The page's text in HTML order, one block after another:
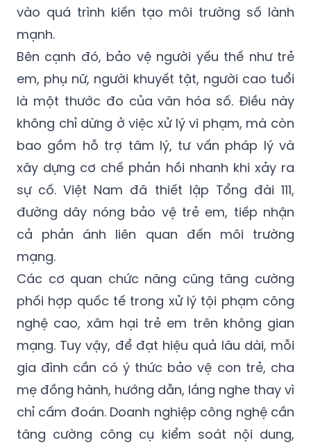
vào quá trình kiến tạo môi trường số lành
mạnh.
Bên cạnh đó, bảo vệ người yếu thế như trẻ
em, phụ nữ, người khuyết tật, người cao tuổi
là một thước đo của văn hóa số. Điều này
không chỉ dừng ở việc xử lý vi phạm, mà còn
bao gồm hỗ trợ tâm lý, tư vấn pháp lý và
xây dựng cơ chế phản hồi nhanh khi xảy ra
sự cố. Việt Nam đã thiết lập Tổng đài 111,
đường dây nóng bảo vệ trẻ em, tiếp nhận
cả phản ánh liên quan đến môi trường
mạng.
Các cơ quan chức năng cũng tăng cường
phối hợp quốc tế trong xử lý tội phạm công
nghệ cao, xâm hại trẻ em trên không gian
mạng. Tuy vậy, để đạt hiệu quả lâu dài, mỗi
gia đình cần có ý thức bảo vệ con trẻ, cha
mẹ đồng hành, hướng dẫn, lắng nghe thay vì
chỉ cấm đoán. Doanh nghiệp công nghệ cần
tăng cường công cụ kiểm soát nội dung,